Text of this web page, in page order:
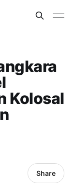
Kolosal
Share